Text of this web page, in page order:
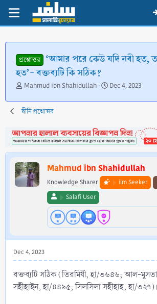
প্রশ্নোত্তর ‘আমার পরে কেউ যদি নবী হত,
হত’- বক্তব্যটি কি সঠিক?
T
r
e
d
s
t
a
r
t
Mahmud ibn Shahidullah
S
a
d
a
t
Dec 4, 2023
দ্বীনি প্রশ্নোত্তর
Mahmud ibn Shahidullah
Knowledge Sharer ilm Seeker
Salafi User
Dec 4, 2023
বক্তব্যটি সঠিক (তিরমিযী, হা/৩৬৪৬; আল-
সহীহাইন, হা/৪৪৯৫; সিলসিলা সহীহাহ, হা/৩২৭)।